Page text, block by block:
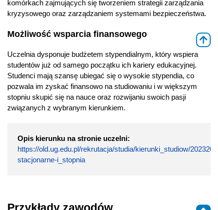
komórkach zajmujących się tworzeniem strategii zarządzania
kryzysowego oraz zarządzaniem systemami bezpieczeństwa.
Możliwość wsparcia finansowego
Uczelnia dysponuje budżetem stypendialnym, który wspiera
studentów już od samego początku ich kariery edukacyjnej.
Studenci mają szansę ubiegać się o wysokie stypendia, co
pozwala im zyskać finansowo na studiowaniu i w większym
stopniu skupić się na nauce oraz rozwijaniu swoich pasji
związanych z wybranym kierunkiem.
Opis kierunku na stronie uczelni:
https://old.ug.edu.pl/rekrutacja/studia/kierunki_studiow/
stacjonarne-i_stopnia